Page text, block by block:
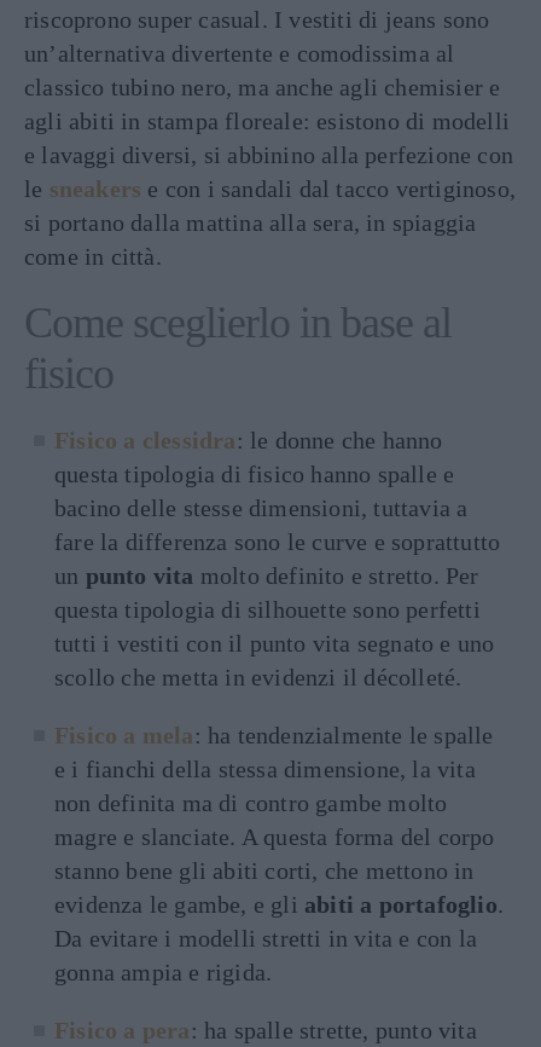
riscoprono super casual. I vestiti di jeans sono
un’alternativa divertente e comodissima al
classico tubino nero, ma anche agli chemisier e
agli abiti in stampa floreale: esistono di modelli
e lavaggi diversi, si abbinino alla perfezione con
le sneakers e con i sandali dal tacco vertiginoso,
si portano dalla mattina alla sera, in spiaggia
come in città.
Come sceglierlo in base al
fisico
Fisico a clessidra: le donne che hanno
questa tipologia di fisico hanno spalle e
bacino delle stesse dimensioni, tuttavia a
fare la differenza sono le curve e soprattutto
un punto vita molto definito e stretto. Per
questa tipologia di silhouette sono perfetti
tutti i vestiti con il punto vita segnato e uno
scollo che metta in evidenzi il décolleté.
Fisico a mela: ha tendenzialmente le spalle
e i fianchi della stessa dimensione, la vita
non definita ma di contro gambe molto
magre e slanciate. A questa forma del corpo
stanno bene gli abiti corti, che mettono in
evidenza le gambe, e gli abiti a portafoglio.
Da evitare i modelli stretti in vita e con la
gonna ampia e rigida.
Fisico a pera: ha spalle strette, punto vita